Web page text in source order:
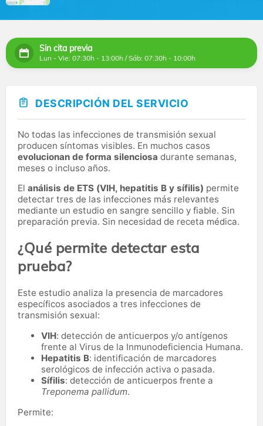
Sin cita previa
Lun - Vie: 07:30h - 13:00h / Sáb: 07:30h - 10:00h
DESCRIPCIÓN DEL SERVICIO
No todas las infecciones de transmisión sexual
producen síntomas visibles. En muchos casos
evolucionan de forma silenciosa durante semanas,
meses o incluso años.
El análisis de ETS (VIH, hepatitis B y sífilis) permite
detectar tres de las infecciones más relevantes
mediante un estudio en sangre sencillo y fiable. Sin
preparación previa. Sin necesidad de receta médica.
¿Qué permite detectar esta
prueba?
Este estudio analiza la presencia de marcadores
específicos asociados a tres infecciones de
transmisión sexual:
VIH: detección de anticuerpos y/o antígenos
frente al Virus de la Inmunodeficiencia Humana.
Hepatitis B: identificación de marcadores
serológicos de infección activa o pasada.
Sífilis: detección de anticuerpos frente a
Treponema pallidum.
Permite: